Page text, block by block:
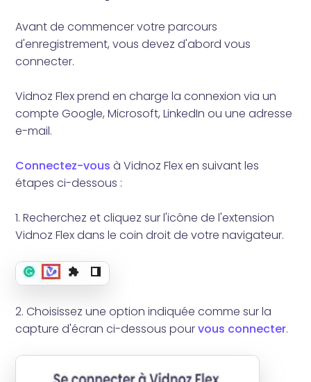
Avant de commencer votre parcours
d'enregistrement, vous devez d'abord vous
connecter.
Vidnoz Flex prend en charge la connexion via un
compte Google, Microsoft, LinkedIn ou une adresse
e-mail.
Connectez-vous à Vidnoz Flex en suivant les
étapes ci-dessous :
1. Recherchez et cliquez sur l'icône de l'extension
Vidnoz Flex dans le coin droit de votre navigateur.
2. Choisissez une option indiquée comme sur la
capture d'écran ci-dessous pourvous connecter.